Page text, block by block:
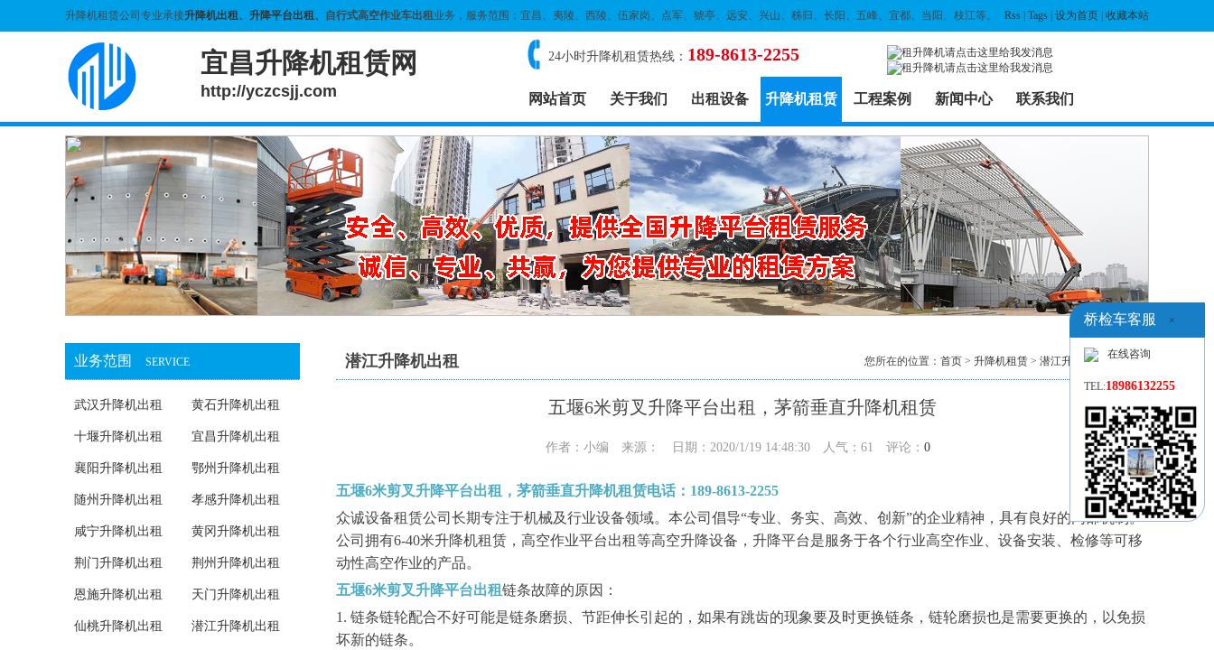
升降机租赁公司专业承接升降机出租、 升降平台出租、自行式高空作业车出租业务，服务范围：宜昌、夷陵、西陵、伍家岗、点军、猇亭、远安、兴山、秭归、长阳、五峰、宜都、当阳、枝江等。 Rss Tags 设为首页 收藏本站
宜昌升降机租赁网
http://yczcsjj.com
24小时升降机租赁热线： 189-8613-2255
网站首页 关于我们 出租设备 升降机租赁 工程案例 新闻中心 联系我们
业务范围 SERVICE
武汉升降机出租 黄石升降机出租
十堰升降机出租 宜昌升降机出租
襄阳升降机出租 鄂州升降机出租
随州升降机出租 孝感升降机出租
咸宁升降机出租 黄冈升降机出租
荆门升降机出租 荆州升降机出租
恩施升降机出租 天门升降机出租
仙桃升降机出租 潜江升降机出租
您所在的位置： 首页 > 升降机租赁 > 潜江升降机出租> 列表
潜江升降机出租
五堰6米剪叉升降平台出租，茅箭垂直升降机租赁
作者：小编 来源： 日期：2020/1/19 14:48:30 人气： 61 评论： 0
五堰6米剪叉升降平台出租，茅箭垂直升降机租赁电话：189-8613-2255
众诚设备租赁公司长期专注于机械及行业设备领域。本公司倡导“专业、务实、高效、创新”的企业精神，具有良好的内部机制。
公司拥有6-40米升降机租赁，高空作业平台出租等高空升降设备，升降平台是服务于各个行业高空作业、设备安装、检修等可移
动性高空作业的产品。
五堰6米剪叉升降平台出租链条故障的原因：
1. 链条链轮配合不好可能是链条磨损、节距伸长引起的，如果有跳齿的现象要及时更换链条，链轮磨损也是需要更换的，以免损
坏新的链条。
桥检车客服 ×
在线咨询
TEL:18986132255